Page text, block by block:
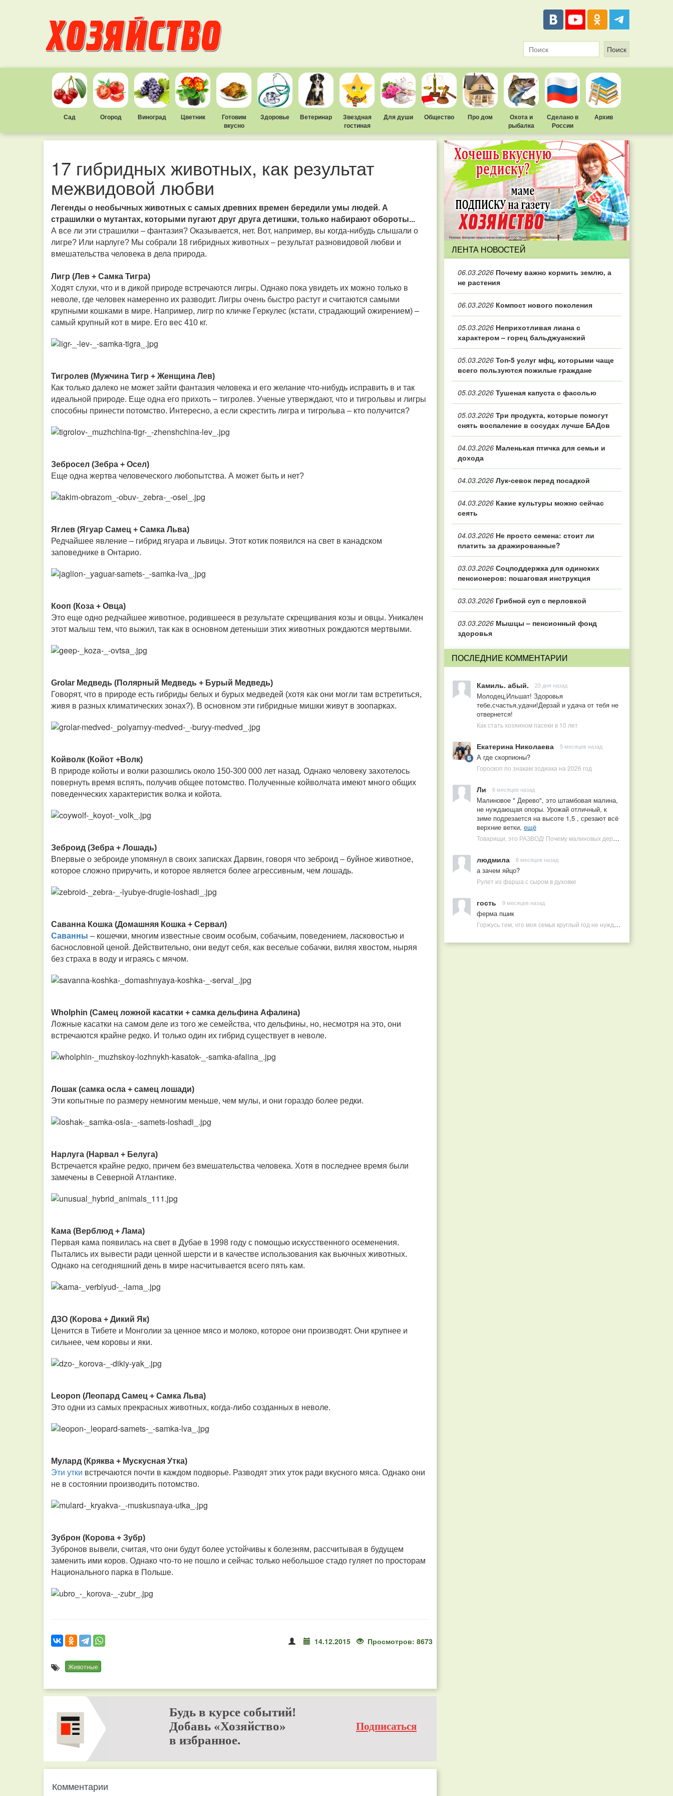
Сад Огород Виноград Цветник
Готовим
вкусно
Здоровье Ветеринар
Звездная
гостиная
Для души Общество Про дом
Охота и
рыбалка
Сделано в
России
Архив
17 гибридных животных, как результат
межвидовой любви
Легенды о необычных животных с самых древних времен бередили умы людей. А
страшилки о мутантах, которыми пугают друг друга детишки, только набирают обороты...
А все ли эти страшилки – фантазия? Оказывается, нет. Вот, например, вы когда-нибудь слышали о
лигре? Или нарлуге? Мы собрали 18 гибридных животных – результат разновидовой любви и
вмешательства человека в дела природа.
Лигр (Лев + Самка Тигра)
Ходят слухи, что и в дикой природе встречаются лигры. Однако пока увидеть их можно только в
неволе, где человек намеренно их разводит. Лигры очень быстро растут и считаются самыми
крупными кошками в мире. Например, лигр по кличке Геркулес (кстати, страдающий ожирением) –
самый крупный кот в мире. Его вес 410 кг.
Тигролев (Мужчина Тигр + Женщина Лев)
Как только далеко не может зайти фантазия человека и его желание что-нибудь исправить в и так
идеальной природе. Еще одна его прихоть – тигролев. Ученые утверждают, что и тигрольвы и лигры
способны принести потомство. Интересно, а если скрестить лигра и тигрольва – кто получится?
Зебросел (Зебра + Осел)
Еще одна жертва человеческого любопытства. А может быть и нет?
Яглев (Ягуар Самец + Самка Льва)
Редчайшее явление – гибрид ягуара и львицы. Этот котик появился на свет в канадском
заповеднике в Онтарио.
Кооп (Коза + Овца)
Это еще одно редчайшее животное, родившееся в результате скрещивания козы и овцы. Уникален
этот малыш тем, что выжил, так как в основном детеныши этих животных рождаются мертвыми.
Grolar Медведь (Полярный Медведь + Бурый Медведь)
Говорят, что в природе есть гибриды белых и бурых медведей (хотя как они могли там встретиться,
живя в разных климатических зонах?). В основном эти гибридные мишки живут в зоопарках.
Койволк (Койот +Волк)
В природе койоты и волки разошлись около 150-300 000 лет назад. Однако человеку захотелось
повернуть время вспять, получив общее потомство. Полученные койволчата имеют много общих
поведенческих характеристик волка и койота.
Зеброид (Зебра + Лошадь)
Впервые о зеброиде упомянул в своих записках Дарвин, говоря что зеброид – буйное животное,
которое сложно приручить, и которое является более агрессивным, чем лошадь.
Саванна Кошка (Домашняя Кошка + Сервал)
Саванны – кошечки, многим известные своим особым, собачьим, поведением, ласковостью и
баснословной ценой. Действительно, они ведут себя, как веселые собачки, виляя хвостом, ныряя
без страха в воду и играясь с мячом.
Wholphin (Самец ложной касатки + самка дельфина Афалина)
Ложные касатки на самом деле из того же семейства, что дельфины, но, несмотря на это, они
встречаются крайне редко. И только один их гибрид существует в неволе.
Лошак (самка осла + самец лошади)
Эти копытные по размеру немногим меньше, чем мулы, и они гораздо более редки.
Нарлуга (Нарвал + Белуга)
Встречается крайне редко, причем без вмешательства человека. Хотя в последнее время были
замечены в Северной Атлантике.
Кама (Верблюд + Лама)
Первая кама появилась на свет в Дубае в 1998 году с помощью искусственного осеменения.
Пытались их вывести ради ценной шерсти и в качестве использования как вьючных животных.
Однако на сегодняшний день в мире насчитывается всего пять кам.
ДЗО (Корова + Дикий Як)
Ценится в Тибете и Монголии за ценное мясо и молоко, которое они производят. Они крупнее и
сильнее, чем коровы и яки.
Leopon (Леопард Самец + Самка Льва)
Это одни из самых прекрасных животных, когда-либо созданных в неволе.
Мулард (Кряква + Мускусная Утка)
Эти утки встречаются почти в каждом подворье. Разводят этих уток ради вкусного мяса. Однако они
не в состоянии производить потомство.
Зуброн (Корова + Зубр)
Зубронов вывели, считая, что они будут более устойчивы к болезням, рассчитывая в будущем
заменить ими коров. Однако что-то не пошло и сейчас только небольшое стадо гуляет по просторам
Национального парка в Польше.
14.12.2015 Просмотров: 8673
Животные
Будь в курсе событий!
Добавь «Хозяйство»
в избранное.
Подписаться
Комментарии
ЛЕНТА НОВОСТЕЙ
06.03.2026 Почему важно кормить землю, а
не растения
06.03.2026 Компост нового поколения
05.03.2026 Неприхотливая лиана с
характером – горец бальджуанский
05.03.2026 Топ‑5 услуг мфц, которыми чаще
всего пользуются пожилые граждане
05.03.2026 Тушеная капуста с фасолью
05.03.2026 Три продукта, которые помогут
снять воспаление в сосудах лучше БАДов
04.03.2026 Маленькая птичка для семьи и
дохода
04.03.2026 Лук-севок перед посадкой
04.03.2026 Какие культуры можно сейчас
сеять
04.03.2026 Не просто семена: стоит ли
платить за дражированные?
03.03.2026 Соцподдержка для одиноких
пенсионеров: пошаговая инструкция
03.03.2026 Грибной суп с перловкой
03.03.2026 Мышцы – пенсионный фонд
здоровья
ПОСЛЕДНИЕ КОММЕНТАРИИ
Камиль. абый. 23 дня назад
Молодец,Ильшат! Здоровья
тебе,счастья,удачи!Дерзай и удача от тебя не
отвернется!
Как стать хозяином пасеки в 10 лет
Екатерина Николаева 5 месяцев назад
А где скорпионы?
Гороскоп по знакам зодиака на 2026 год
Ли 6 месяцев назад
Малиновое " Дерево", это штамбовая малина,
не нуждающая опоры. Урожай отличный, к
зиме подрезается на высоте 1,5 , срезают всё
верхние ветки, ещё
Товарищи, это РАЗВОД! Почему малиновых деревьев не бывает, или Как ушлые продавцы наживаются на мечтах садоводов
людмила 8 месяцев назад
а зачем яйцо?
Рулет из фарша с сыром в духовке
гость 9 месяцев назад
ферма пшик
Горжусь тем, что моя семья круглый год не нуждается в покупных витаминах